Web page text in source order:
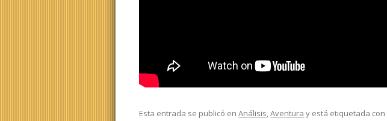
Esta entrada se publicó enAnálisis,Aventura y está etiquetada con